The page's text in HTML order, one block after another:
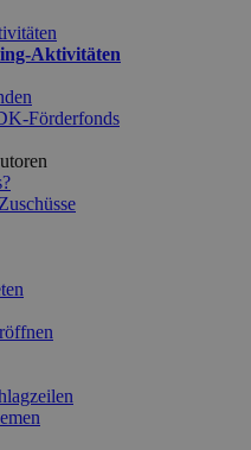
Aktivitäten
Förderfonds